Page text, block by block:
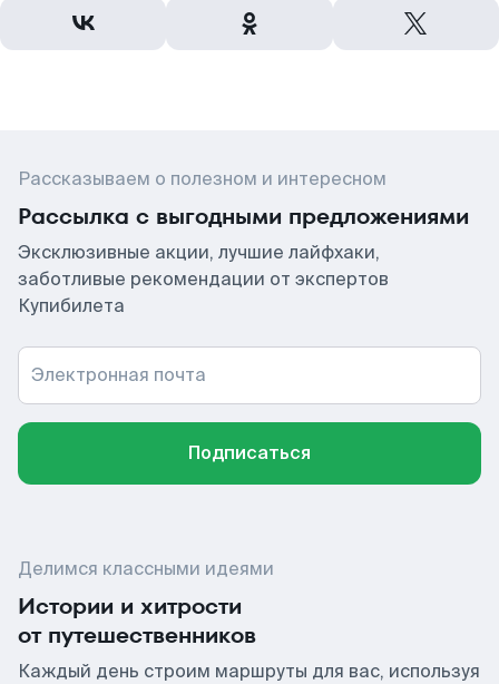
Рассказываем о полезном и интересном
Рассылка с выгодными предложениями
Эксклюзивные акции, лучшие лайфхаки,
заботливые рекомендации от экспертов
Купибилета
Электронная почта
Подписаться
Делимся классными идеями
Истории и хитрости
от путешественников
Каждый день строим маршруты для вас, используя